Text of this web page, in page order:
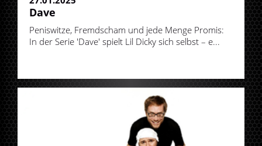
Dave
Peniswitze, Fremdscham und jede Menge Promis:
In der Serie 'Dave' spielt Lil Dicky sich selbst – e...